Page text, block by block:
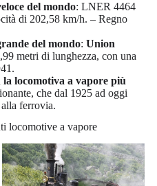
del mondo: LNER 4464
di 202,58 km/h. – Regno
del mondo: Union
metri di lunghezza, con una
la locomotiva a vapore più
che dal 1925 ad oggi
ferrovia.
locomotive a vapore